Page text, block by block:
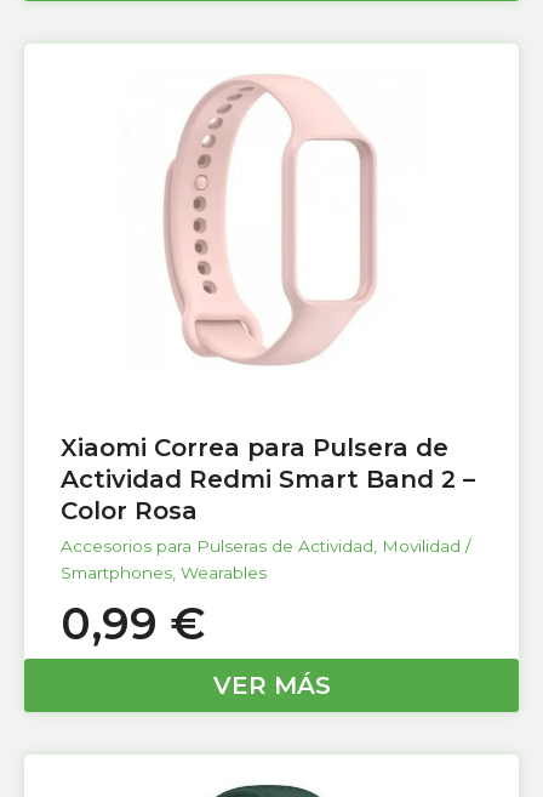
Xiaomi Correa para Pulsera de
Actividad Redmi Smart Band 2 –
Color Rosa
Accesorios para Pulseras de Actividad, Movilidad /
Smartphones, Wearables
0,99 €
VER MÁS